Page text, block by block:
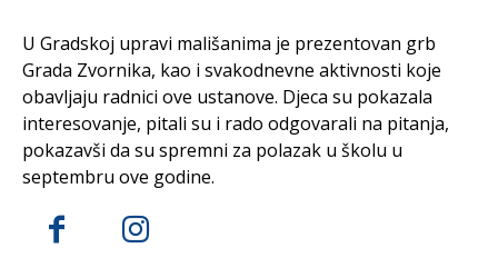
U Gradskoj upravi mališanima je prezentovan grb
Grada Zvornika, kao i svakodnevne aktivnosti koje
obavljaju radnici ove ustanove. Djeca su pokazala
interesovanje, pitali su i rado odgovarali na pitanja,
pokazavši da su spremni za polazak u školu u
septembru ove godine.